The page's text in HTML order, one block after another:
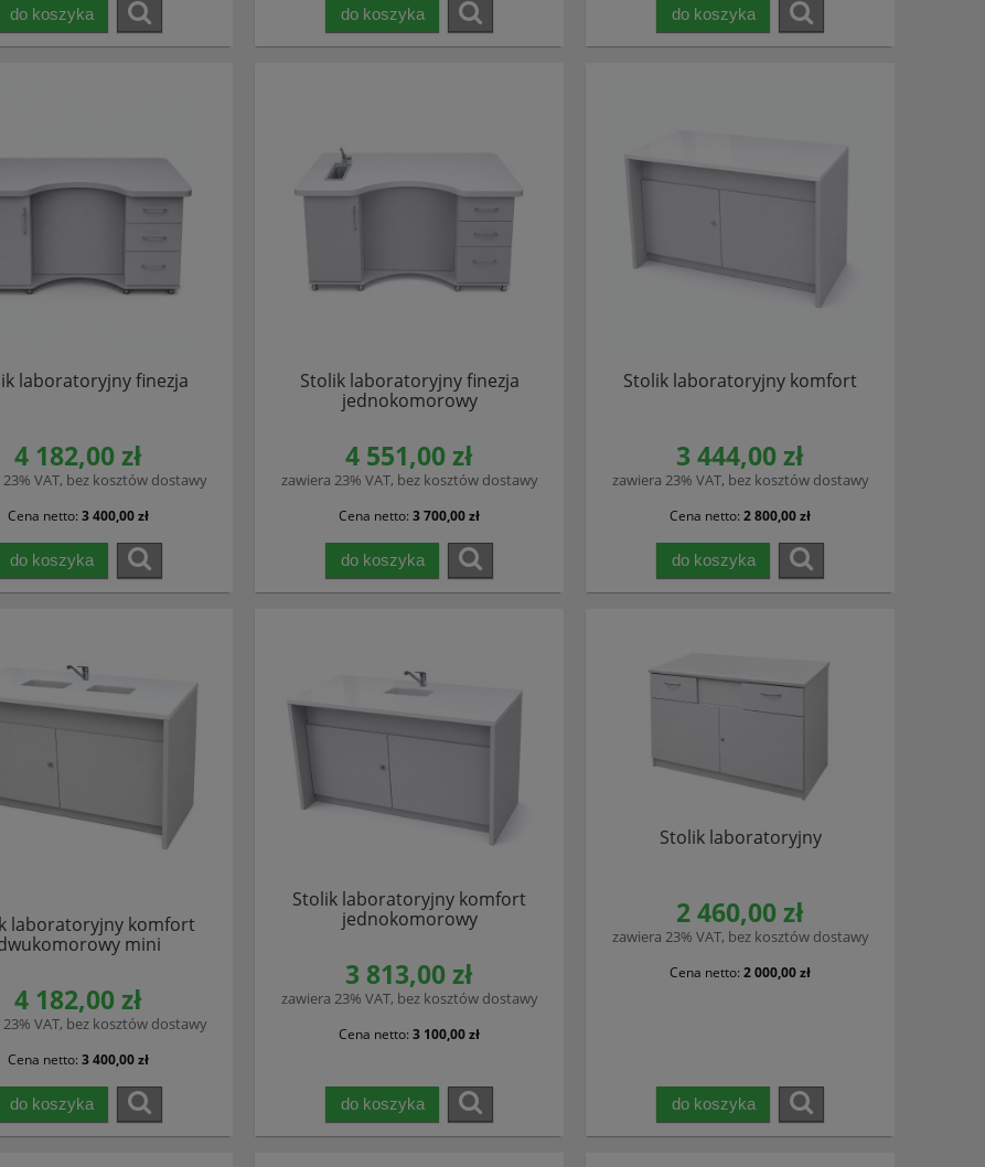
do koszyka do koszyka do koszyka
laboratoryjny finezja
4 182,00 zł
VAT, bez kosztów dostawy
Cena netto: 3 400,00 zł
do koszyka
Stolik laboratoryjny finezja
jednokomorowy
4 551,00 zł
zawiera 23% VAT, bez kosztów dostawy
Cena netto: 3 700,00 zł
do koszyka
Stolik laboratoryjny komfort
3 444,00 zł
zawiera 23% VAT, bez kosztów dostawy
Cena netto: 2 800,00 zł
do koszyka
laboratoryjny komfort
mini
4 182,00 zł
VAT, bez kosztów dostawy
Cena netto: 3 400,00 zł
do koszyka
Stolik laboratoryjny komfort
jednokomorowy
3 813,00 zł
zawiera 23% VAT, bez kosztów dostawy
Cena netto: 3 100,00 zł
do koszyka
Stolik laboratoryjny
2 460,00 zł
zawiera 23% VAT, bez kosztów dostawy
Cena netto: 2 000,00 zł
do koszyka